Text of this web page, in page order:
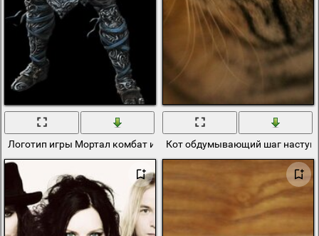
Логотип игры Мортал комбат и мастер льдаКот обдумывающий шаг